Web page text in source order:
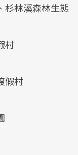
杉林溪森林生態
村
假村